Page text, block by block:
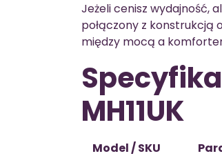
Jeżeli cenisz wydajność,
połączony z
między mocą a
MH11UK
Model / SKU